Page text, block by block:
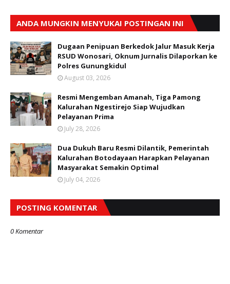
ANDA MUNGKIN MENYUKAI POSTINGAN INI
Dugaan Penipuan Berkedok Jalur Masuk Kerja
RSUD Wonosari, Oknum Jurnalis Dilaporkan ke
Polres Gunungkidul
August 03, 2026
Resmi Mengemban Amanah, Tiga Pamong
Kalurahan Ngestirejo Siap Wujudkan
Pelayanan Prima
July 28, 2026
Dua Dukuh Baru Resmi Dilantik, Pemerintah
Kalurahan Botodayaan Harapkan Pelayanan
Masyarakat Semakin Optimal
July 04, 2026
POSTING KOMENTAR
0 Komentar